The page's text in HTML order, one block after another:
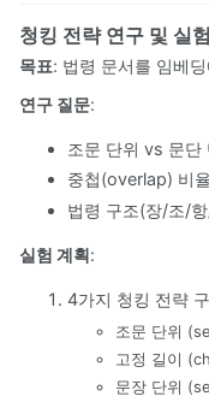
청킹 전략 연구 및 실험
목표: 법령 문서를 임베
연구 질문:
조문 단위 vs 문단
중첩(overlap) 비
법령 구조(장/조/
실험 계획:
4가지 청킹 전략
조문 단위
고정 길이
문장 단위